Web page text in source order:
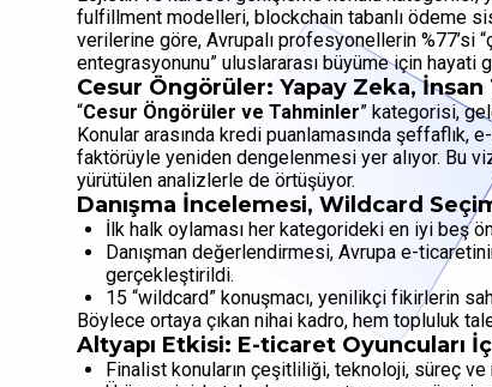
fulfillment modelleri, blockchain tabanlı ödeme
verilerine göre, Avrupalı profesyonellerin %77’si
entegrasyonunu” uluslararası büyüme için hayati
Cesur Öngörüler: Yapay Zeka, İnsan
“Cesur Öngörüler ve Tahminler” kategorisi,
Konular arasında kredi puanlamasında
faktörüyle yeniden dengelenmesi yer alıyor. Bu
yürütülen analizlerle de örtüşüyor.
Danışma İncelemesi, Wildcard
İlk halk oylaması her kategorideki en iyi beş
Danışman değerlendirmesi, Avrupa e-
gerçekleştirildi.
15 “wildcard” konuşmacı, yenilikçi fikirlerin
Böylece ortaya çıkan nihai kadro, hem topluluk
Altyapı Etkisi: E-ticaret Oyuncuları
Finalist konuların çeşitliliği, teknoloji, süreç